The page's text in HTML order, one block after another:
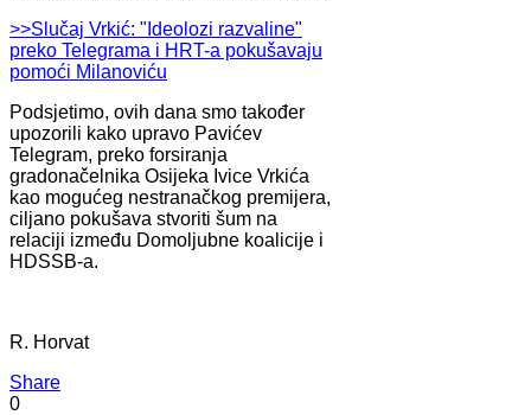
>>Slučaj Vrkić: "Ideolozi razvaline"
preko Telegrama i HRT-a pokušavaju
pomoći Milanoviću
Podsjetimo, ovih dana smo također
upozorili kako upravo Pavićev
Telegram, preko forsiranja
gradonačelnika Osijeka Ivice Vrkića
kao mogućeg nestranačkog premijera,
ciljano pokušava stvoriti šum na
relaciji između Domoljubne koalicije i
HDSSB-a.
R. Horvat
Share
0